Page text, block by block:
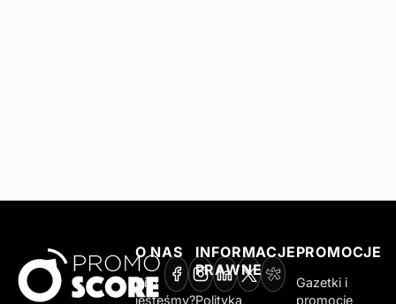
O NAS
Kim
jesteśmy?
INFORMACJE
PRAWNE
Polityka
PROMOCJE
Gazetki i
promocje